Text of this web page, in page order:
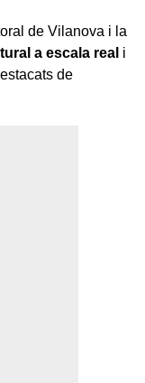
de Vilanova i la
a escala real i
de